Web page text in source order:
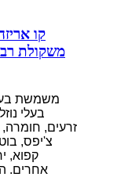
קו
משקולת
בעלי
זרעים, חומרה,
צ'יפס,
קפוא,
אחרים.